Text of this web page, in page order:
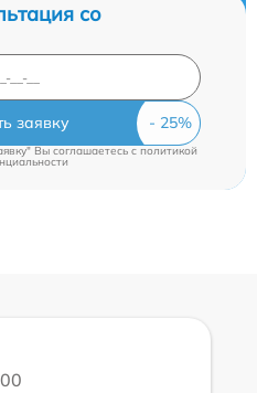
со
заявку
Вы соглашаетесь c политикой